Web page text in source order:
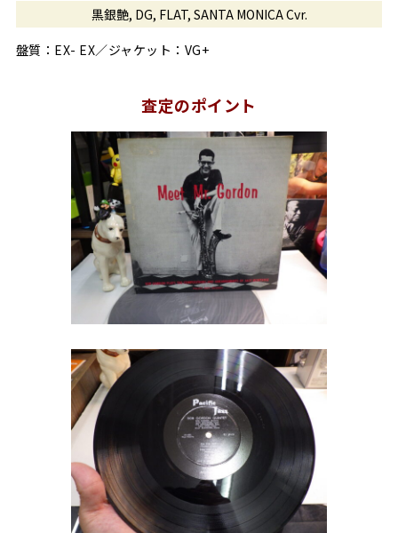
黒銀艶, DG, FLAT, SANTA MONICA Cvr.
盤質：EX- EX／ジャケット：VG+
査定のポイント